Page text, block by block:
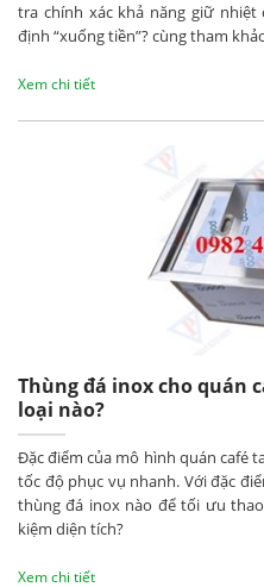
tra chính xác khả năng giữ
định “xuống tiền”? cùng tham
Xem chi tiết
Thùng đá inox cho quán
loại nào?
Đặc điểm của mô hình quán café
tốc độ phục vụ nhanh. Với đặc
thùng đá inox nào để tối ưu
kiệm diện tích?
Xem chi tiết